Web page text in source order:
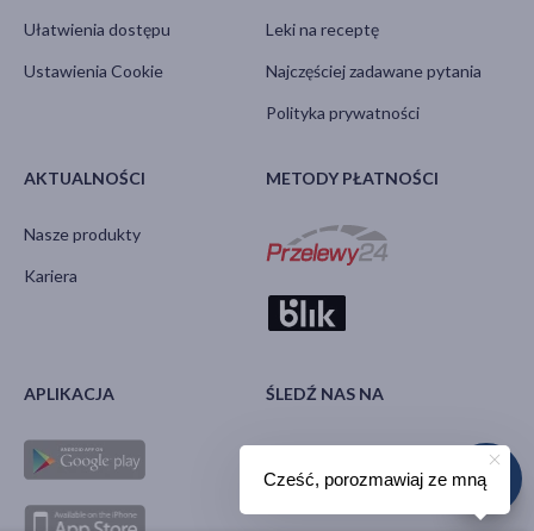
Ułatwienia dostępu
Ustawienia Cookie
Leki na receptę
Najczęściej zadawane pytania
Polityka prywatności
AKTUALNOŚCI
Nasze produkty
Kariera
METODY PŁATNOŚCI
APLIKACJA ŚLEDŹ NAS NA
Cześć, porozmawiaj ze mną